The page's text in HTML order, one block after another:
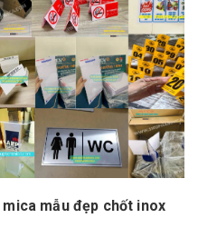
mẫu đẹp chốt inox